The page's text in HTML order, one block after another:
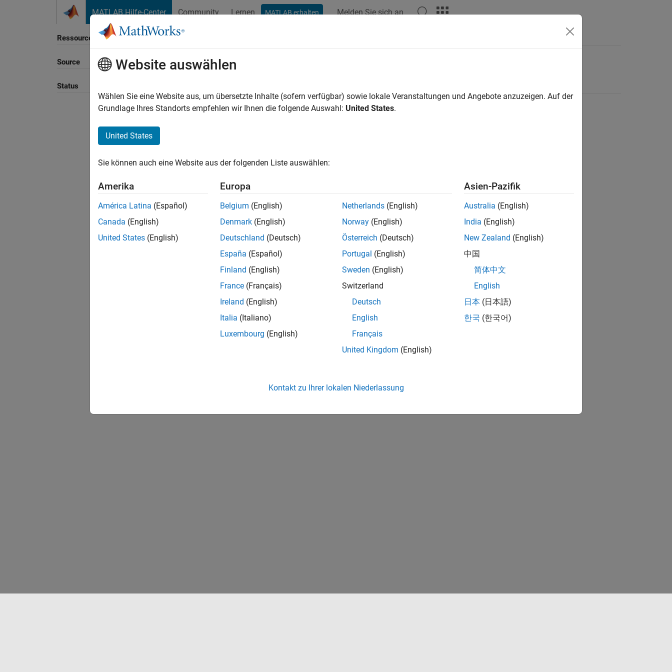
MATLAB Hilfe-Center Community Lernen MATLAB erhalten Melden Sie sich an
Ressource
Source
Status
Sortieren nach
Website auswählen
Wählen Sie eine Website aus, um übersetzte Inhalte (sofern verfügbar) sowie lokale Veranstaltungen und Angebote anzuzeigen. Auf der
Grundlage Ihres Standorts empfehlen wir Ihnen die folgende Auswahl: United States.
United States
Sie können auch eine Website aus der folgenden Liste auswählen:
Amerika
América Latina (Español)
Canada (English)
United States (English)
Europa
Belgium (English)
Denmark (English)
Deutschland (Deutsch)
España (Español)
Finland (English)
France (Français)
Ireland (English)
Italia (Italiano)
Luxembourg (English)
Netherlands (English)
Norway (English)
Österreich (Deutsch)
Portugal (English)
Sweden (English)
Switzerland
Deutsch
English
Français
United Kingdom (English)
Asien-Pazifik
Australia (English)
India (English)
New Zealand (English)
中国
简体中文
English
日本 (日本語)
한국 (한국어)
Kontakt zu Ihrer lokalen Niederlassung